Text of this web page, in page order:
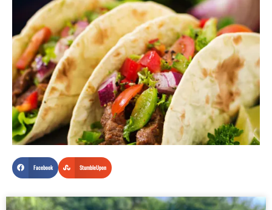
Facebook StumbleUpon